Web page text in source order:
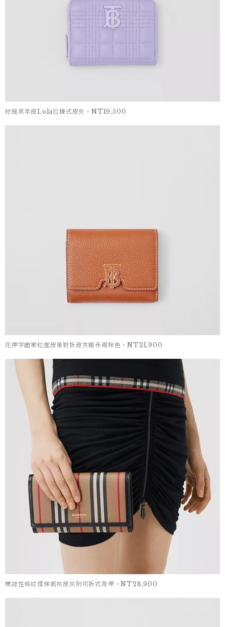
絎縫羔羊皮Lola拉鍊式皮夾，NT19,500
花押字圖案粒面皮革對折皮夾暖赤褐棕色，NT21,900
標誌性條紋環保帆布皮夾附可拆式背帶，NT28,900